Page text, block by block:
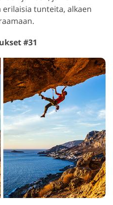
tunteita, alkaen
#31